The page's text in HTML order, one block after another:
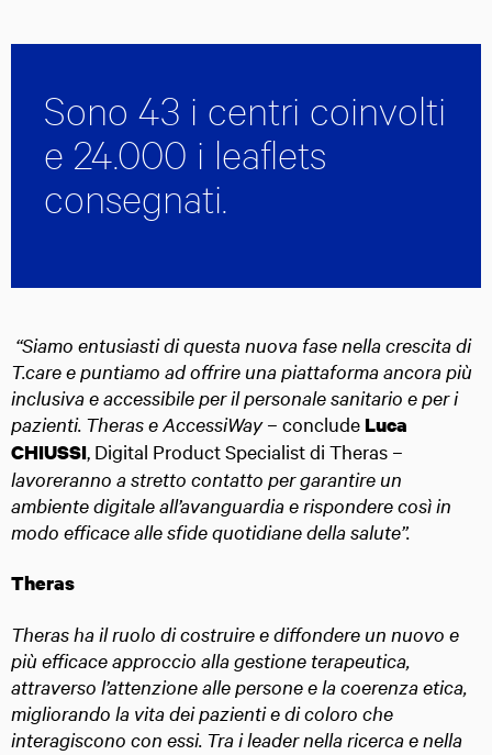
Sono 43 i centri coinvolti
e 24.000 i leaflets
consegnati.
“Siamo entusiasti di questa nuova fase nella crescita di
T.care e puntiamo ad offrire una piattaforma ancora più
inclusiva e accessibile per il personale sanitario e per i
pazienti. Theras e AccessiWay – conclude Luca
CHIUSSI , Digital Product Specialist di Theras –
lavoreranno a stretto contatto per garantire un
ambiente digitale all’avanguardia e rispondere così in
modo efficace alle sfide quotidiane della salute”.
Theras
Theras ha il ruolo di costruire e diffondere un nuovo e
più efficace approccio alla gestione terapeutica,
attraverso l’attenzione alle persone e la coerenza etica,
migliorando la vita dei pazienti e di coloro che
interagiscono con essi. Tra i leader nella ricerca e nella